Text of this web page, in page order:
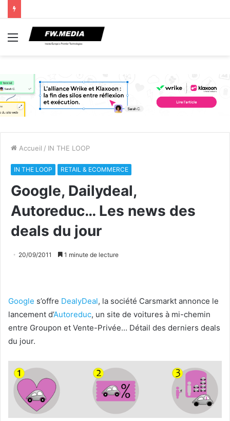
Menu
Accueil / IN THE LOOP
IN THE LOOP RETAIL & ECOMMERCE
Google, Dailydeal,
Autoreduc… Les news des
deals du jour
20/09/2011 1 minute de lecture
Google s’offre DealyDeal, la société Carsmarkt annonce le
lancement d’Autoreduc, un site de voitures à mi-chemin
entre Groupon et Vente-Privée… Détail des derniers deals
du jour.